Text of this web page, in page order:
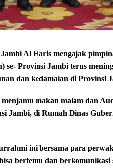
Al Haris mengajak
se- Provinsi Jambi terus
dan kedamaian di Provinsi
makan malam dan
Jambi, di Rumah Dinas
ini bersama para
bertemu dan berkomunikasi